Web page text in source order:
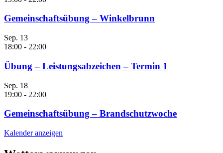
Gemeinschaftsübung – Winkelbrunn
Sep. 13
18:00 - 22:00
Übung – Leistungsabzeichen – Termin 1
Sep. 18
19:00 - 22:00
Gemeinschaftsübung – Brandschutzwoche
Kalender anzeigen